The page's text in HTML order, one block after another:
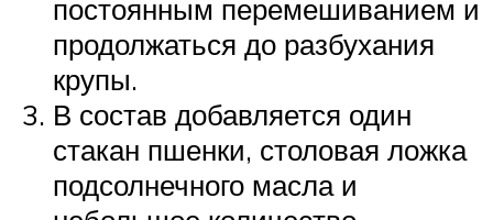
постоянным перемешиванием и
продолжаться до разбухания
крупы.
В состав добавляется один
стакан пшенки, столовая ложка
подсолнечного масла и